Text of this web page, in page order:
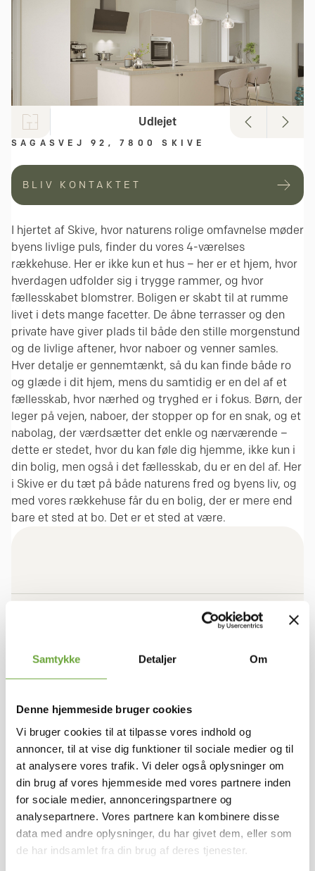
Samtykke Detaljer Om
Denne hjemmeside bruger cookies
Vi bruger cookies til at tilpasse vores indhold og
annoncer, til at vise dig funktioner til sociale medier og til
at analysere vores trafik. Vi deler også oplysninger om
din brug af vores hjemmeside med vores partnere inden
for sociale medier, annonceringspartnere og
analysepartnere. Vores partnere kan kombinere disse
data med andre oplysninger, du har givet dem, eller som
de har indsamlet fra din brug af deres tjenester.
Udlejet
SAGASVEJ 92, 7800 SKIVE
BLIV KONTAKTET
I hjertet af Skive, hvor naturens rolige omfavnelse møder
byens livlige puls, finder du vores 4-værelses
rækkehuse. Her er ikke kun et hus – her er et hjem, hvor
hverdagen udfolder sig i trygge rammer, og hvor
fællesskabet blomstrer. Boligen er skabt til at rumme
livet i dets mange facetter. De åbne terrasser og den
private have giver plads til både den stille morgenstund
og de livlige aftener, hvor naboer og venner samles.
Hver detalje er gennemtænkt, så du kan finde både ro
og glæde i dit hjem, mens du samtidig er en del af et
fællesskab, hvor nærhed og tryghed er i fokus. Børn, der
leger på vejen, naboer, der stopper op for en snak, og et
nabolag, der værdsætter det enkle og nærværende –
dette er stedet, hvor du kan føle dig hjemme, ikke kun i
din bolig, men også i det fællesskab, du er en del af. Her
i Skive er du tæt på både naturens fred og byens liv, og
med vores rækkehuse får du en bolig, der er mere end
bare et sted at bo. Det er et sted at være.
Rum/vær.
Stuer
Antal plan
ØKONOMI
Leje pr. måned
A conto varme
A conto vand
I alt pr. md
Afregnes separat
Afregnes separat